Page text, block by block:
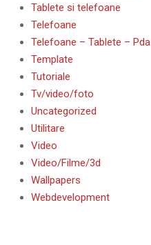
Tablete si telefoane
Telefoane
Telefoane – Tablete – Pda
Template
Tutoriale
Tv/video/foto
Uncategorized
Utilitare
Video
Video/Filme/3d
Wallpapers
Webdevelopment